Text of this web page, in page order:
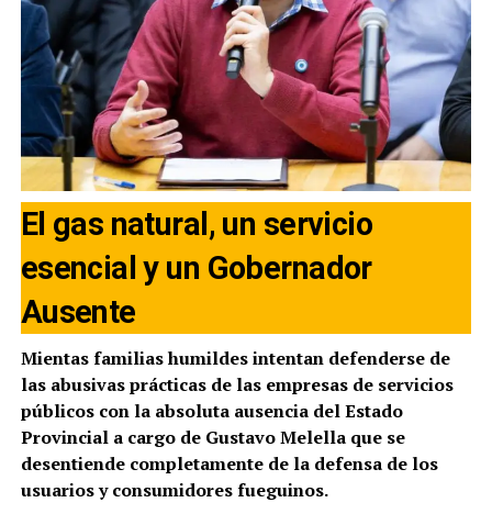
El gas natural, un servicio
esencial y un Gobernador
Ausente
Mientas familias humildes intentan defenderse de
las abusivas prácticas de las empresas de servicios
públicos con la absoluta ausencia del Estado
Provincial a cargo de Gustavo Melella que se
desentiende completamente de la defensa de los
usuarios y consumidores fueguinos.